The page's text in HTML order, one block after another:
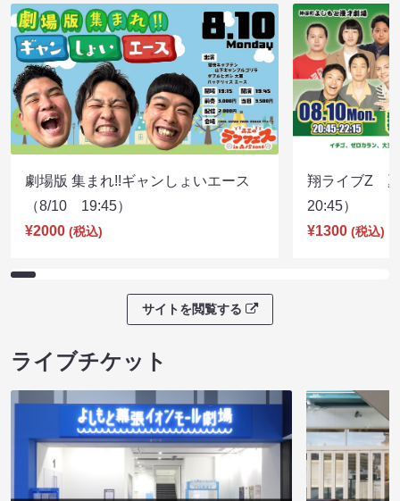
劇場版 集まれ!!ギャンしょいエース
（8/10 19:45）
¥2000 (税込)
翔ライブZ
20:45）
¥1300 (税込)
サイトを閲覧する
ライブチケット